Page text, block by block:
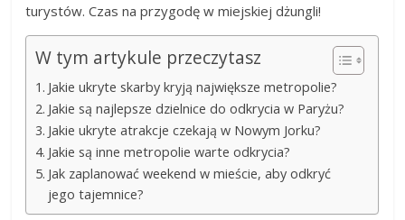
turystów. Czas na przygodę w miejskiej dżungli!
W tym artykule przeczytasz
Jakie ukryte skarby kryją największe metropolie?
Jakie są najlepsze dzielnice do odkrycia w Paryżu?
Jakie ukryte atrakcje czekają w Nowym Jorku?
Jakie są inne metropolie warte odkrycia?
Jak zaplanować weekend w mieście, aby odkryć
jego tajemnice?